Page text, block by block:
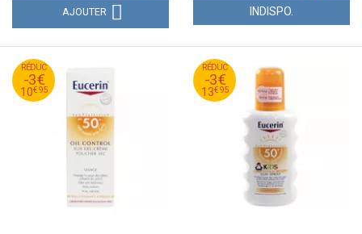
AJOUTER
INDISPO.
RÉDUC
-3€
10€95
13
€
95
10
€
95
RÉDUC
-3€
13€95
16
€
95
13
€
95